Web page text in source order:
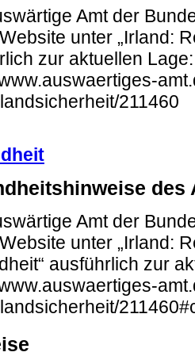
Amt der
unter „Irland:
zur aktuellen Lage:
211460
des
Amt der
unter „Irland:
ausführlich zur